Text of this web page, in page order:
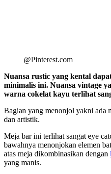
@Pinterest.com
Nuansa rustic yang kental
minimalis ini. Nuansa vintage
warna cokelat kayu terlihat
Bagian yang menonjol yakni ada
dan artistik.
Meja bar ini terlihat sangat eye
bawahnya menonjokan elemen
atas meja dikombinasikan dengan
yang manis.